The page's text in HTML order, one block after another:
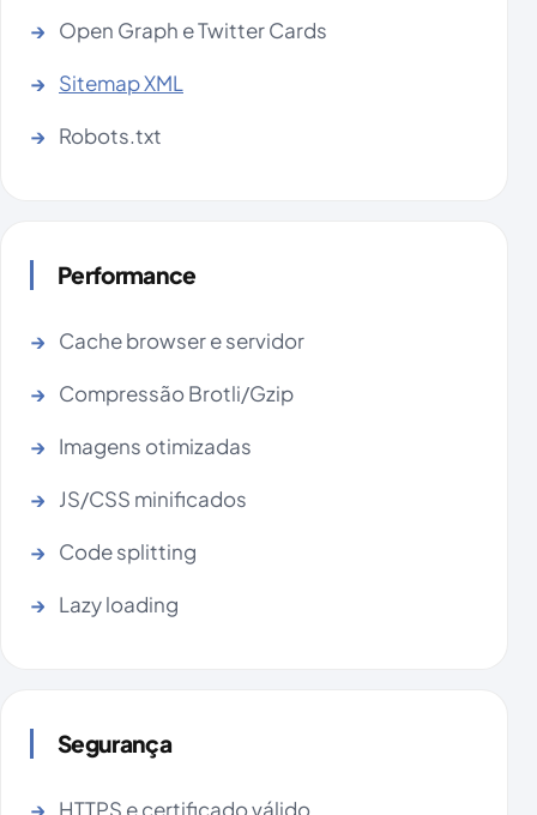
Open Graph e Twitter Cards
Sitemap XML
Robots.txt
Performance
Cache browser e servidor
Compressão Brotli/Gzip
Imagens otimizadas
JS/CSS minificados
Code splitting
Lazy loading
Segurança
HTTPS e certificado válido